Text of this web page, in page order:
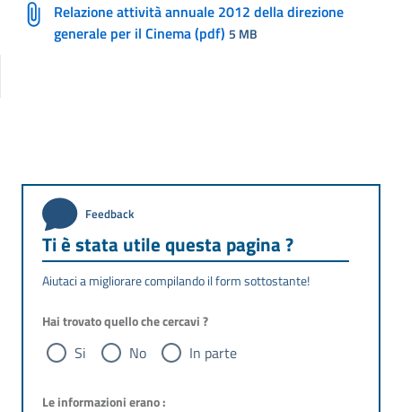
Relazione attività annuale 2012 della direzione
generale per il Cinema (pdf) 5 MB
Feedback
Ti è stata utile questa pagina ?
Aiutaci a migliorare compilando il form sottostante!
Hai trovato quello che cercavi ?
Si No In parte
Le informazioni erano :